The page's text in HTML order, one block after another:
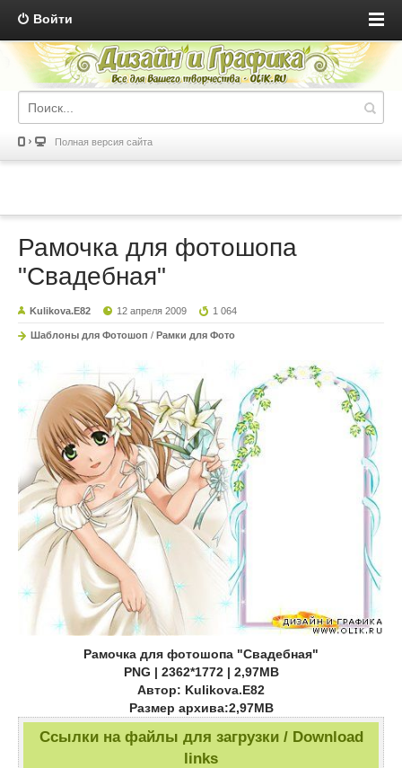
Войти
Полная версия сайта
Рамочка для фотошопа
"Свадебная"
Kulikova.E82 12 апреля 2009 1 064
Шаблоны для Фотошоп / Рамки для Фото
Рамочка для фотошопа "Свадебная"
PNG | 2362*1772 | 2,97MB
Автор: Kulikova.E82
Размер архива:2,97MB
Ссылки на файлы для загрузки / Download
links